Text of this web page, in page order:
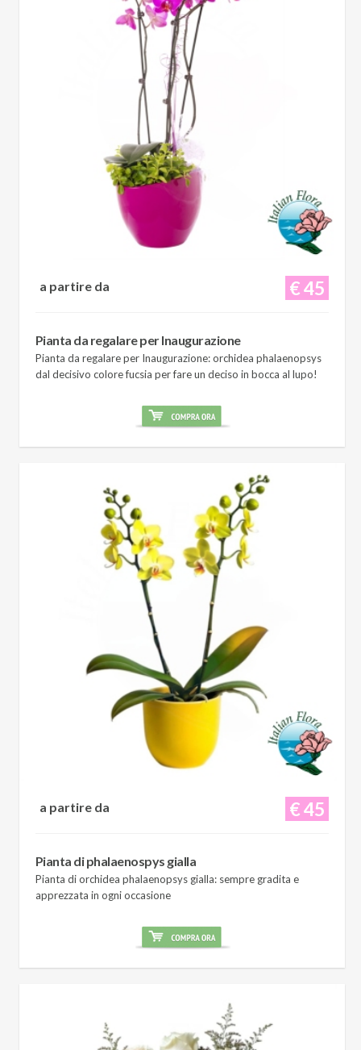
€ 45
a partire da
Pianta da regalare per Inaugurazione
Pianta da regalare per Inaugurazione: orchidea phalaenopsys
dal decisivo colore fucsia per fare un deciso in bocca al lupo!
€ 45
a partire da
Pianta di phalaenospys gialla
Pianta di orchidea phalaenopsys gialla: sempre gradita e
apprezzata in ogni occasione